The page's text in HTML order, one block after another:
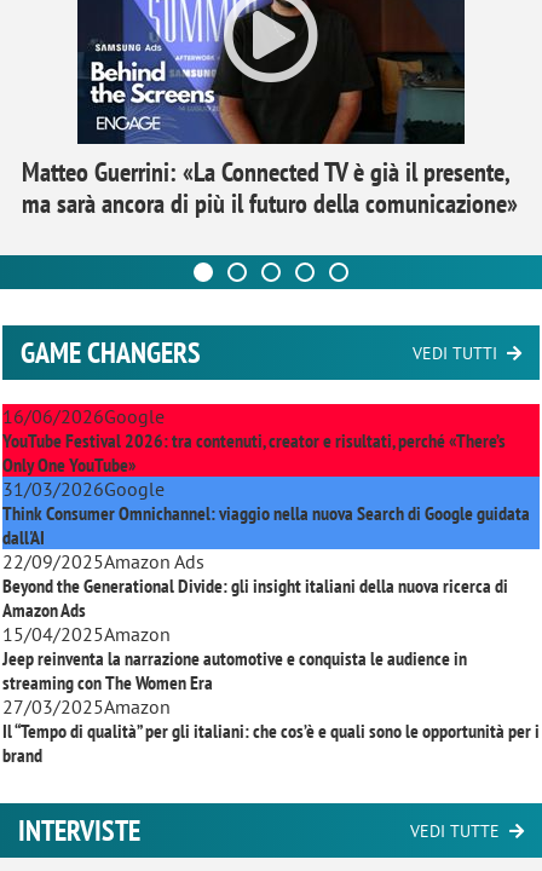
Matteo Guerrini: «La Connected TV è già il presente,
ma sarà ancora di più il futuro della comunicazione»
GAME CHANGERS VEDI TUTTI
16/06/2026Google
YouTube Festival 2026: tra contenuti, creator e risultati, perché «There’s
Only One YouTube»
31/03/2026Google
Think Consumer Omnichannel: viaggio nella nuova Search di Google guidata
dall'AI
22/09/2025Amazon Ads
Beyond the Generational Divide: gli insight italiani della nuova ricerca di
Amazon Ads
15/04/2025Amazon
Jeep reinventa la narrazione automotive e conquista le audience in
streaming conThe Women Era
27/03/2025Amazon
Il “Tempo di qualità” per gli italiani: che cos’è e quali sono le opportunità per i
brand
INTERVISTE VEDI TUTTE